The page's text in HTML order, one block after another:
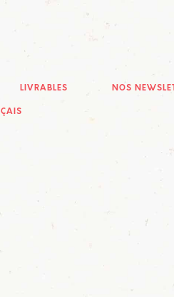
LIVRABLES NOS